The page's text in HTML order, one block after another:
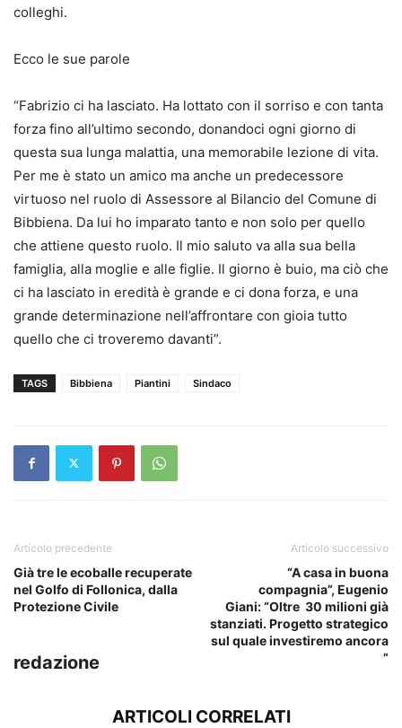
colleghi.
Ecco le sue parole
“Fabrizio ci ha lasciato. Ha lottato con il sorriso e con tanta
forza fino all’ultimo secondo, donandoci ogni giorno di
questa sua lunga malattia, una memorabile lezione di vita.
Per me è stato un amico ma anche un predecessore
virtuoso nel ruolo di Assessore al Bilancio del Comune di
Bibbiena. Da lui ho imparato tanto e non solo per quello
che attiene questo ruolo. Il mio saluto va alla sua bella
famiglia, alla moglie e alle figlie. Il giorno è buio, ma ciò che
ci ha lasciato in eredità è grande e ci dona forza, e una
grande determinazione nell’affrontare con gioia tutto
quello che ci troveremo davanti”.
TAGS Bibbiena Piantini Sindaco
Articolo precedente
Già tre le ecoballe recuperate
nel Golfo di Follonica, dalla
Protezione Civile
Articolo successivo
“A casa in buona
compagnia”, Eugenio
Giani: “Oltre 30 milioni già
stanziati. Progetto strategico
sul quale investiremo ancora
”
redazione
ARTICOLI CORRELATI